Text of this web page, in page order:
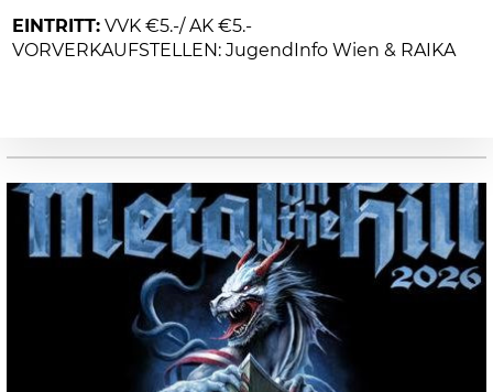
EINTRITT: VVK €5.-/ AK €5.-
VORVERKAUFSTELLEN: JugendInfo Wien & RAIKA